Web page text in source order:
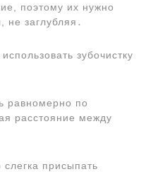
поэтому их нужно
не заглубляя․
зубочистку
равномерно по
расстояние между
присыпать